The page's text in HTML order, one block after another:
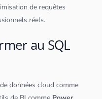
de requêtes
réels.
au SQL
données cloud comme